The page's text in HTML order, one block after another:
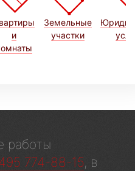
и
Земельные
участки
работы
774-88-15, в